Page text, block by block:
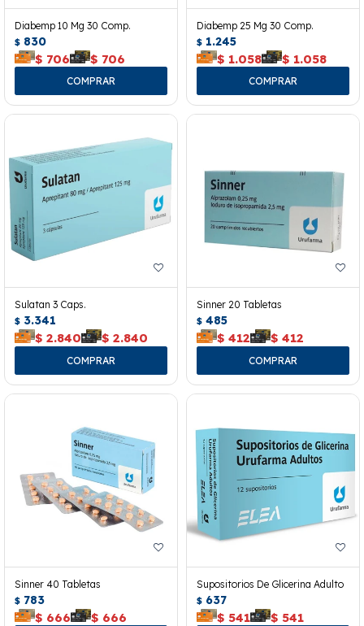
Diabemp 10 Mg 30 Comp.
$ 830
$ 706 $ 706
Diabemp 25 Mg 30 Comp.
$ 1.245
$ 1.058 $ 1.058
Sulatan 3 Caps.
$ 3.341
$ 2.840 $ 2.840
Sinner 20 Tabletas
$ 485
$ 412 $ 412
Sinner 40 Tabletas
$ 783
$ 666 $ 666
Supositorios De Glicerina Adulto
$ 637
$ 541 $ 541